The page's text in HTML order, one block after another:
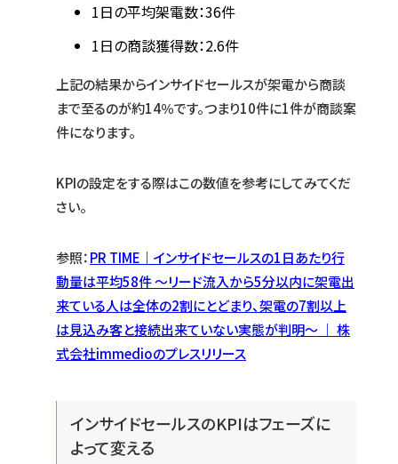
1日の平均架電数：36件
1日の商談獲得数：2.6件
上記の結果からインサイドセールスが架電から商談
まで至るのが約14％です。つまり10件に1件が商談案
件になります。
KPIの設定をする際はこの数値を参考にしてみてくだ
さい。
参照：PR TIME｜インサイドセールスの1日あたり行
動量は平均58件 〜リード流入から5分以内に架電出
来ている人は全体の2割にとどまり、架電の7割以上
は見込み客と接続出来ていない実態が判明〜 ｜ 株
式会社immedioのプレスリリース
インサイドセールスのKPIはフェーズに
よって変える